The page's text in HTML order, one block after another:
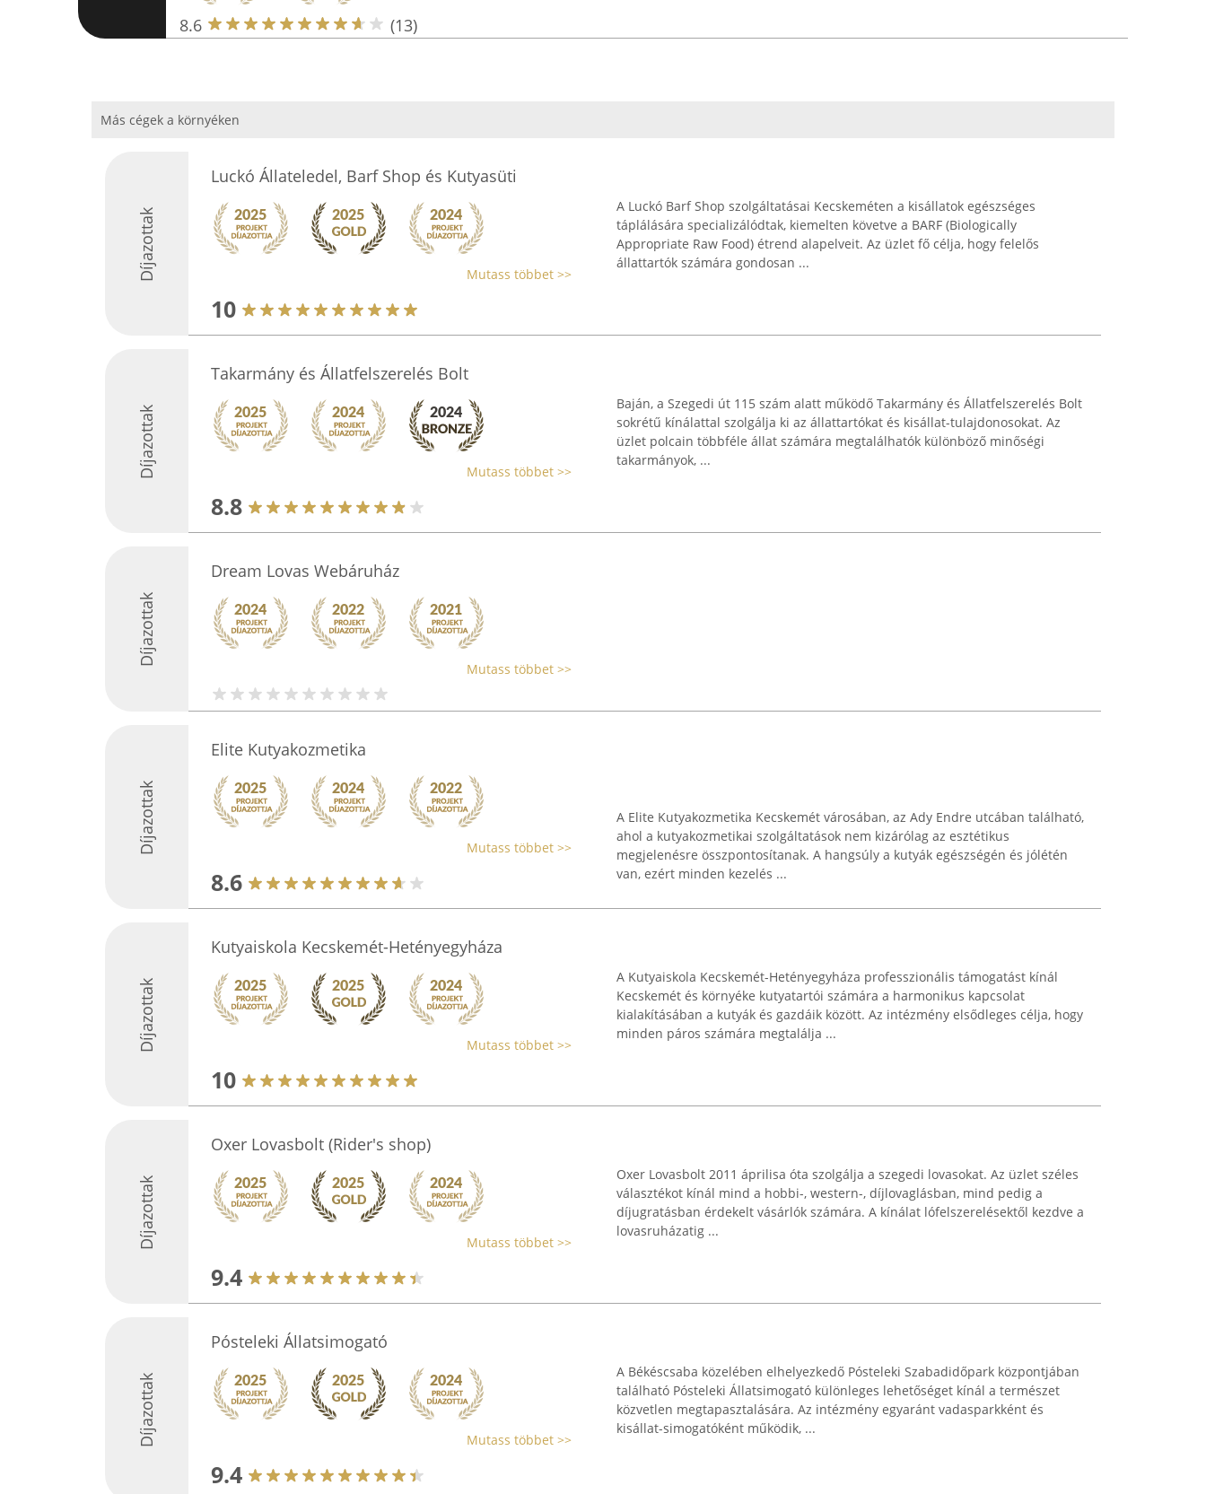
8.6 (13)
Más cégek a környéken
Díjazottak
Luckó Állateledel, Barf Shop és Kutyasüti
Mutass többet >>
10
A Luckó Barf Shop szolgáltatásai Kecskeméten a kisállatok egészséges
táplálására specializálódtak, kiemelten követve a BARF (Biologically
Appropriate Raw Food) étrend alapelveit. Az üzlet fő célja, hogy felelős
állattartók számára gondosan ...
Díjazottak
Takarmány és Állatfelszerelés Bolt
Mutass többet >>
8.8
Baján, a Szegedi út 115 szám alatt működő Takarmány és Állatfelszerelés Bolt
sokrétű kínálattal szolgálja ki az állattartókat és kisállat-tulajdonosokat. Az
üzlet polcain többféle állat számára megtalálhatók különböző minőségi
takarmányok, ...
Díjazottak
Dream Lovas Webáruház
Mutass többet >>
Díjazottak
Elite Kutyakozmetika
Mutass többet >>
8.6
A Elite Kutyakozmetika Kecskemét városában, az Ady Endre utcában található,
ahol a kutyakozmetikai szolgáltatások nem kizárólag az esztétikus
megjelenésre összpontosítanak. A hangsúly a kutyák egészségén és jólétén
van, ezért minden kezelés ...
Díjazottak
Kutyaiskola Kecskemét-Hetényegyháza
Mutass többet >>
10
A Kutyaiskola Kecskemét-Hetényegyháza professzionális támogatást kínál
Kecskemét és környéke kutyatartói számára a harmonikus kapcsolat
kialakításában a kutyák és gazdáik között. Az intézmény elsődleges célja, hogy
minden páros számára megtalálja ...
Díjazottak
Oxer Lovasbolt (Rider's shop)
Mutass többet >>
9.4
Oxer Lovasbolt 2011 áprilisa óta szolgálja a szegedi lovasokat. Az üzlet széles
választékot kínál mind a hobbi-, western-, díjlovaglásban, mind pedig a
díjugratásban érdekelt vásárlók számára. A kínálat lófelszerelésektől kezdve a
lovasruházatig ...
Díjazottak
Pósteleki Állatsimogató
Mutass többet >>
9.4
A Békéscsaba közelében elhelyezkedő Pósteleki Szabadidőpark központjában
található Pósteleki Állatsimogató különleges lehetőséget kínál a természet
közvetlen megtapasztalására. Az intézmény egyaránt vadasparkként és
kisállat-simogatóként működik, ...